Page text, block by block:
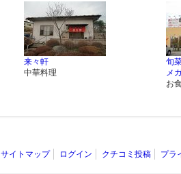
来々軒
中華料理
旬
メ
お
サイトマップ ログイン クチコミ投稿 プラ